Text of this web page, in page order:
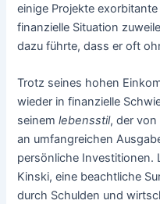
einige Projekte
finanzielle Situation
dazu führte, dass er oft
Trotz seines hohen
wieder in finanzielle
seinemlebensstil, der
an umfangreichen
persönliche Investitionen.
Kinski, eine beachtliche
durch Schulden und